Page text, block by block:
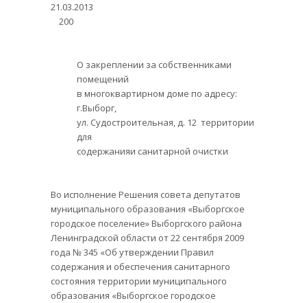
21.03.2013
200
О закреплении за собственниками
помещений
в многоквартирном доме по адресу:
г.Выборг,
ул. Судостроительная, д. 12 территории
для
содержанияи санитарной очистки
Во исполнение Решения совета депутатов
муниципального образования «Выборгское
городское поселение» Выборгского района
Ленинградской области от 22 сентября 2009
года № 345 «Об утверждении Правил
содержания и обеспечения санитарного
состояния территории муниципального
образования «Выборгское городское